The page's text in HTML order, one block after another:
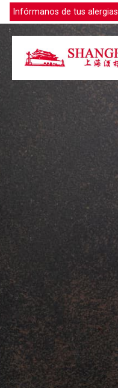
Infórmanos de tus alergias